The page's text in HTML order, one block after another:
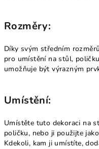
Rozměry:
Díky svým středním
pro umístění na stůl,
umožňuje být výrazným
Umístění:
Umístěte tuto dekoraci na
poličku, nebo ji použijte
Kdekoli, kam ji umístíte,